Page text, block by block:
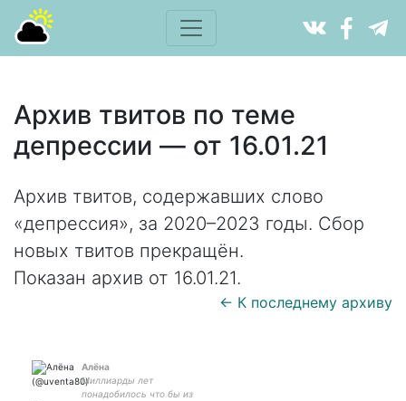
Архив твитов по теме
депрессии — от 16.01.21
Архив твитов, содержавших слово
«депрессия», за 2020–2023 годы. Сбор
новых твитов прекращён.
Показан архив от 16.01.21.
← К последнему архиву
Алёна
Миллиарды лет
понадобилось что бы из